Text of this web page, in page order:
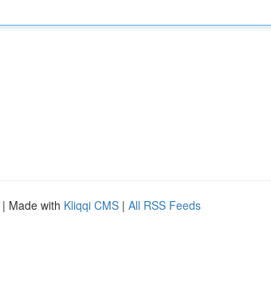
| Made with Kliqqi CMS | All RSS Feeds